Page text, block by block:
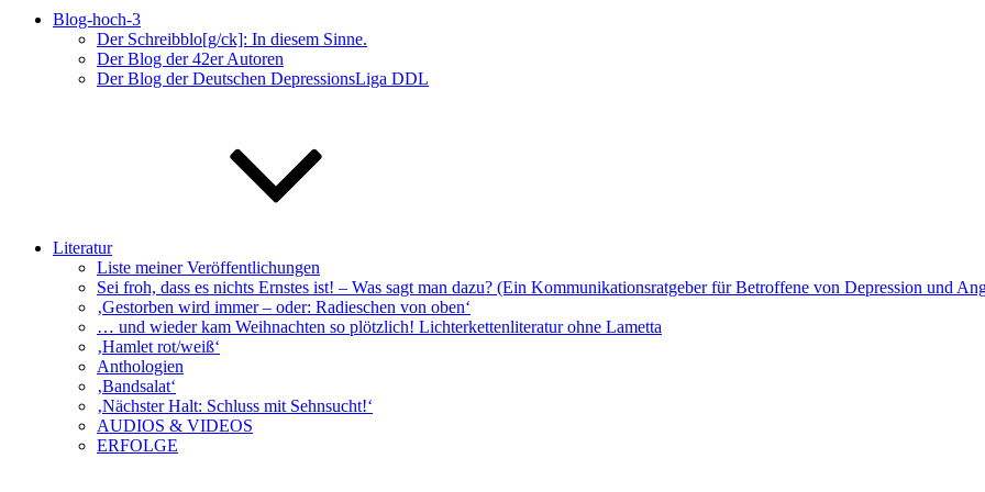
Blog-hoch-3
Der Schreibblo[g/ck]: In diesem Sinne.
Der Blog der 42er Autoren
Der Blog der Deutschen DepressionsLiga DDL
Literatur
Liste meiner Veröffentlichungen
Sei froh, dass es nichts Ernstes ist! – Was sagt man dazu? (Ein Kommunikationsratgeber für Betroffene von Depression und
‚Gestorben wird immer – oder: Radieschen von oben‘
… und wieder kam Weihnachten so plötzlich! Lichterkettenliteratur ohne Lametta
‚Hamlet rot/weiß‘
Anthologien
‚Bandsalat‘
‚Nächster Halt: Schluss mit Sehnsucht!‘
AUDIOS & VIDEOS
ERFOLGE